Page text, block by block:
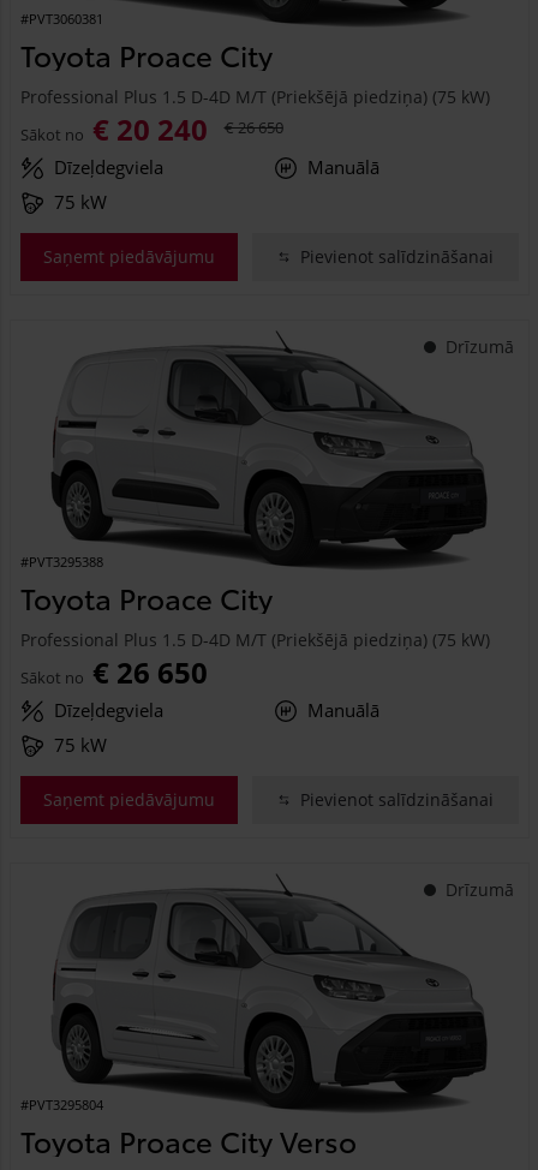
#PVT3060381
Toyota Proace City
Professional Plus 1.5 D-4D M/T (Priekšējā piedziņa) (75 kW)
Sākot no € 20 240 € 26 650
Dīzeļdegviela
Manuālā
75 kW
Saņemt piedāvājumu Pievienot salīdzināšanai
Drīzumā
#PVT3295388
Toyota Proace City
Professional Plus 1.5 D-4D M/T (Priekšējā piedziņa) (75 kW)
Sākot no € 26 650
Dīzeļdegviela
Manuālā
75 kW
Saņemt piedāvājumu Pievienot salīdzināšanai
Drīzumā
#PVT3295804
Toyota Proace City Verso